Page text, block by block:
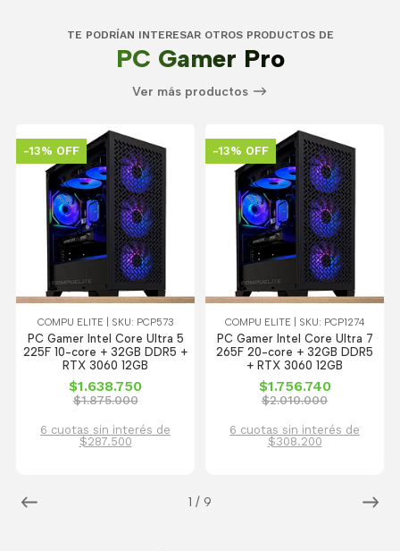
TE PODRÍAN INTERESAR OTROS PRODUCTOS DE
PC Gamer Pro
Ver más productos
1 / 9
-13% OFF
COMPU ELITE | SKU: PCP573
PC Gamer Intel Core Ultra 5
225F 10-core + 32GB DDR5 +
RTX 3060 12GB
$1.638.750
$1.875.000
6 cuotas sin interés de
$287.500
-13% OFF
COMPU ELITE | SKU: PCP1274
PC Gamer Intel Core Ultra 7
265F 20-core + 32GB DDR5
+ RTX 3060 12GB
$1.756.740
$2.010.000
6 cuotas sin interés de
$308.200